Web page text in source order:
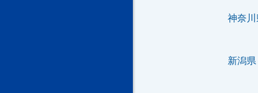
神奈
新潟県